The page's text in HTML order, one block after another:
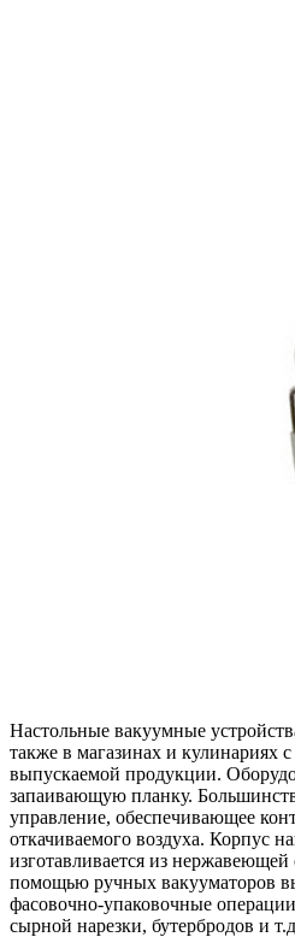
Настольные вакуумные
также в магазинах и кулинариях
выпускаемой продукции.
запаивающую планку.
управление, обеспечивающее
откачиваемого воздуха. Корпус
изготавливается из
помощью ручных вакууматоров
фасовочно-упаковочные
сырной нарезки, бутербродов и